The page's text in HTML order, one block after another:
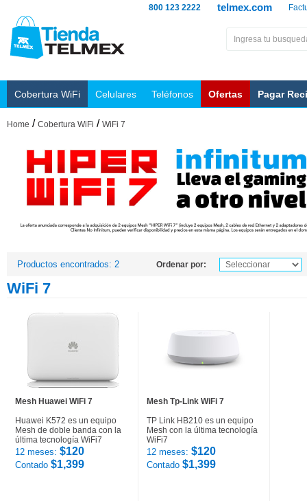
telmex.com
800 123 2222
Cobertura WiFi Celulares Teléfonos Ofertas Pagar
Home / Cobertura WiFi / WiFi 7
Productos encontrados: 2 Ordenar por:
WiFi 7
Mesh Huawei WiFi 7
Huawei K572 es un equipo
Mesh de doble banda con la
última tecnología WiFi7
12 meses: $120
Contado $1,399
Mesh Tp-Link WiFi 7
TP Link HB210 es un equipo
Mesh con la última tecnología
WiFi7
12 meses: $120
Contado $1,399